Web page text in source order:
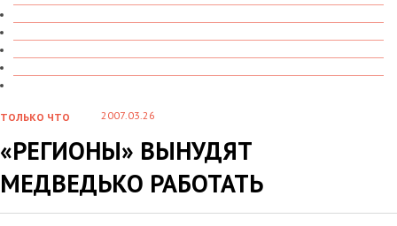
ТОЛЬКО ЧТО 2007.03.26
«РЕГИОНЫ» ВЫНУДЯТ
МЕДВЕДЬКО РАБОТАТЬ